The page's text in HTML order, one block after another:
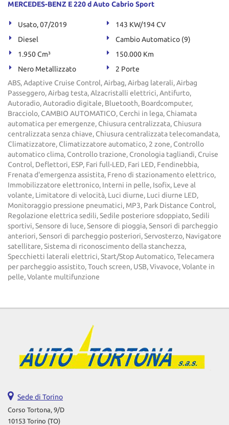
MERCEDES-BENZ E 220 d Auto Cabrio Sport
Usato, 07/2019
143 KW/194 CV
Diesel
Cambio Automatico (9)
1.950 Cm³
150.000 Km
Nero Metallizzato
2 Porte
ABS, Adaptive Cruise Control, Airbag, Airbag laterali, Airbag
Passeggero, Airbag testa, Alzacristalli elettrici, Antifurto,
Autoradio, Autoradio digitale, Bluetooth, Boardcomputer,
Bracciolo, CAMBIO AUTOMATICO, Cerchi in lega, Chiamata
automatica per emergenze, Chiusura centralizzata, Chiusura
centralizzata senza chiave, Chiusura centralizzata telecomandata,
Climatizzatore, Climatizzatore automatico, 2 zone, Controllo
automatico clima, Controllo trazione, Cronologia tagliandi, Cruise
Control, Deflettori, ESP, Fari full-LED, Fari LED, Fendinebbia,
Frenata d'emergenza assistita, Freno di stazionamento elettrico,
Immobilizzatore elettronico, Interni in pelle, Isofix, Leve al
volante, Limitatore di velocità, Luci diurne, Luci diurne LED,
Monitoraggio pressione pneumatici, MP3, Park Distance Control,
Regolazione elettrica sedili, Sedile posteriore sdoppiato, Sedili
sportivi, Sensore di luce, Sensore di pioggia, Sensori di parcheggio
anteriori, Sensori di parcheggio posteriori, Servosterzo, Navigatore
satellitare, Sistema di riconoscimento della stanchezza,
Specchietti laterali elettrici, Start/Stop Automatico, Telecamera
per parcheggio assistito, Touch screen, USB, Vivavoce, Volante in
pelle, Volante multifunzione
Sede di Torino
Corso Tortona, 9/D
10153 Torino (TO)